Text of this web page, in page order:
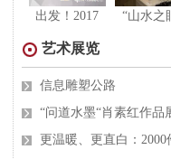
出发！2017 “山水之
艺术展览
信息雕塑公路
“问道水墨“肖素红作品
更温暖、更直白：